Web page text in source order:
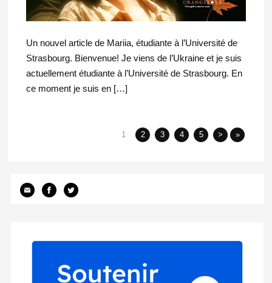
Un nouvel article de Mariia, étudiante à l’Université de
Strasbourg. Bienvenue! Je viens de l’Ukraine et je suis
actuellement étudiante à l’Université de Strasbourg. En
ce moment je suis en […]
1 2 3 4 5 > »